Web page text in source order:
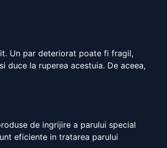
Un par deteriorat poate fi fragil,
duce la ruperea acestuia. De aceea,
de ingrijire a parului special
eficiente in tratarea parului